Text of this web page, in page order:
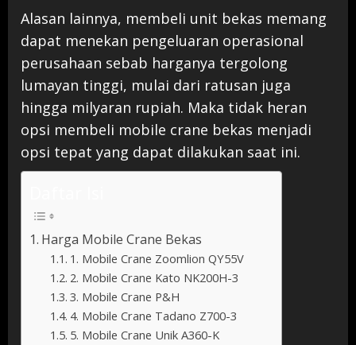
Alasan lainnya, membeli unit bekas memang
dapat menekan pengeluaran operasional
perusahaan sebab harganya tergolong
lumayan tinggi, mulai dari ratusan juga
hingga milyaran rupiah. Maka tidak heran
opsi membeli mobile crane bekas menjadi
opsi tepat yang dapat dilakukan saat ini.
Harga Mobile Crane Bekas
1. Mobile Crane Zoomlion QY55V
2. Mobile Crane Kato NK200H-3
3. Mobile Crane P&H
4. Mobile Crane Tadano Z700-3
5. Mobile Crane Unik A360-K